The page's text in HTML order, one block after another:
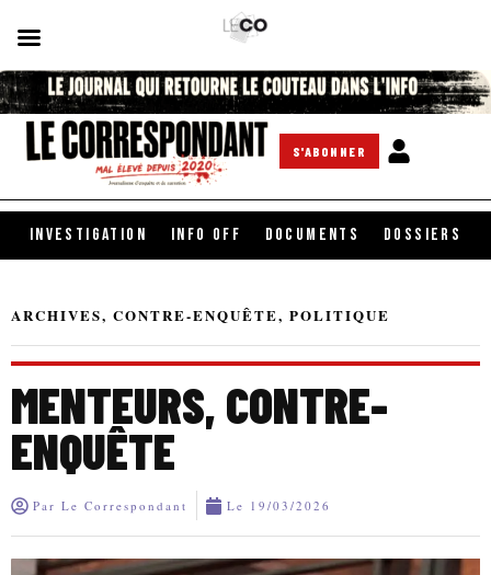
S'ABONNER
INVESTIGATION INFO OFF DOCUMENTS DOSSIERS
ARCHIVES, CONTRE-ENQUÊTE, POLITIQUE
MENTEURS, CONTRE-
ENQUÊTE
Par Le Correspondant Le 19/03/2026